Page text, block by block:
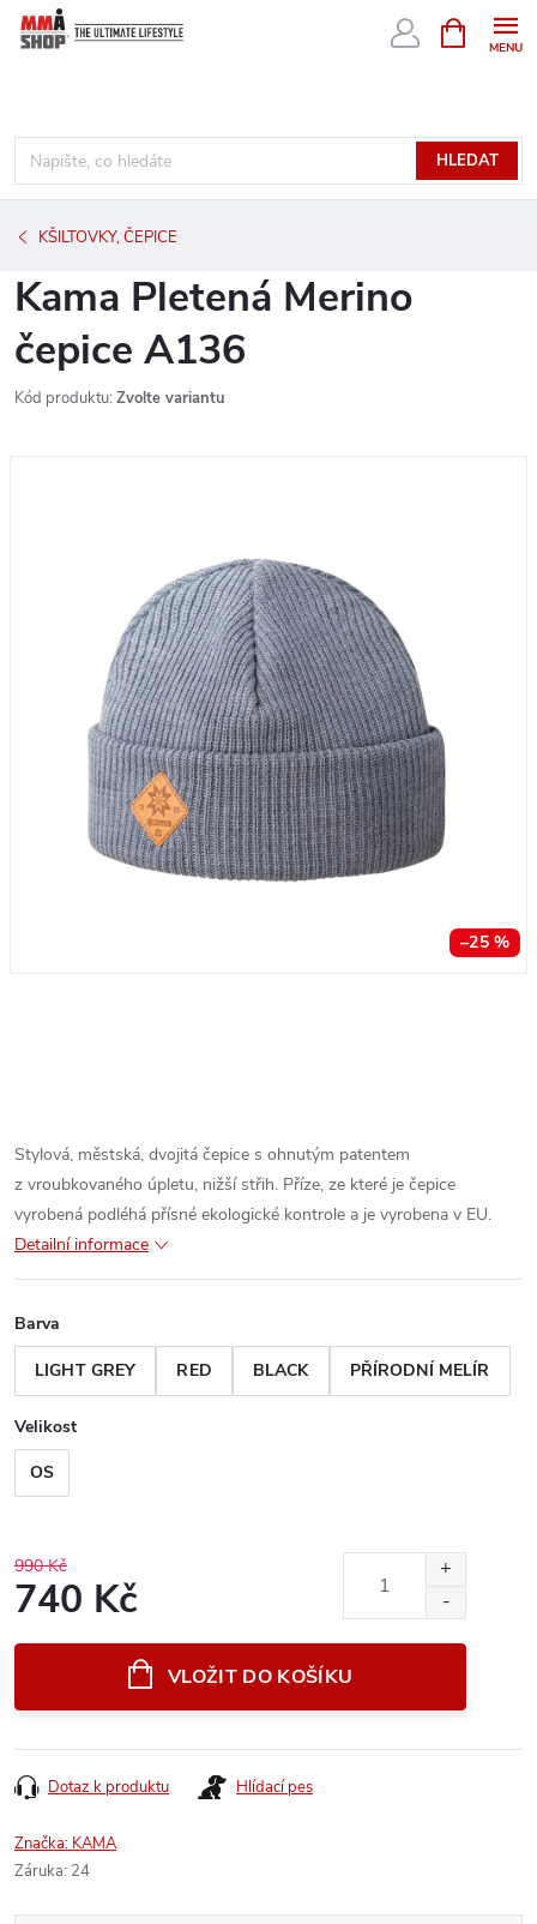
Přejít
HLEDAT
NÁKUPNÍ
KOŠÍK
KŠILTOVKY, ČEPICE
Kama Pletená Merino
čepice A136
Kód produktu: Zvolte variantu
–25 %
Stylová, městská, dvojitá čepice s ohnutým patentem
z vroubkovaného úpletu, nižší střih. Příze, ze které je čepice
vyrobená podléhá přísné ekologické kontrole a je vyrobena v EU.
Detailní informace
Barva
LIGHT GREY RED BLACK PŘÍRODNÍ MELÍR
Velikost
OS
990 Kč
740 Kč
VLOŽIT DO KOŠÍKU
Dotaz k produktu Hlídací pes
Značka: KAMA
Záruka: 24